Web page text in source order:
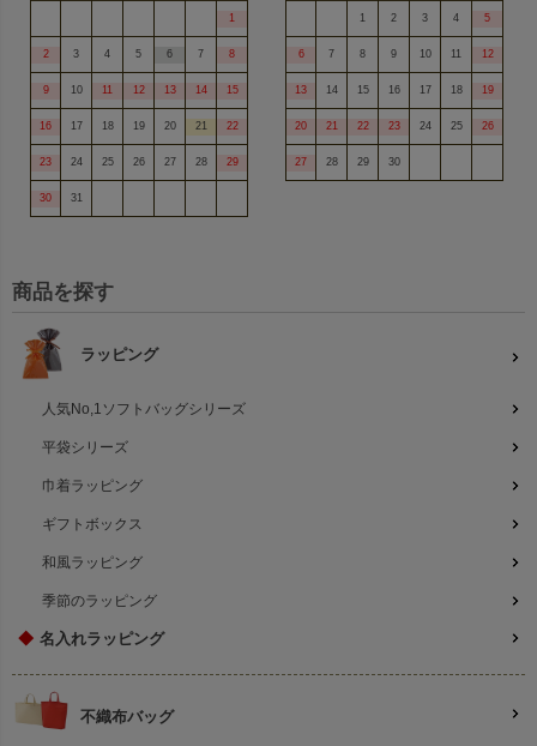
1
2 3 4 5 6 7 8
9 10 11 12 13 14 15
16 17 18 19 20 21 22
23 24 25 26 27 28 29
30 31
1 2 3 4 5
6 7 8 9 10 11 12
13 14 15 16 17 18 19
20 21 22 23 24 25 26
27 28 29 30
商品を探す
ラッピング
人気No,1ソフトバッグシリーズ
平袋シリーズ
巾着ラッピング
ギフトボックス
和風ラッピング
季節のラッピング
◆ 名入れラッピング
不織布バッグ